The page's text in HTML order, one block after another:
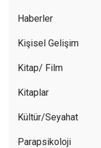
Haberler
Kişisel Gelişim
Kitap/ Film
Kitaplar
Kültür/Seyahat
Parapsikoloji